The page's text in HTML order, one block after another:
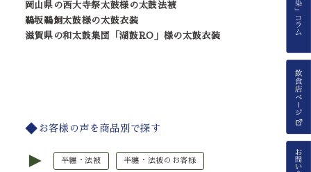
岡山県の西大寺祭太鼓様の太鼓法被
鵜坂鵜飼太鼓様の太鼓衣装
滋賀県の和太鼓集団「湖鼓RO」様の太鼓衣装
お客様の声を商品別で探す
► 半纏・法被 半纏・法被のお客様